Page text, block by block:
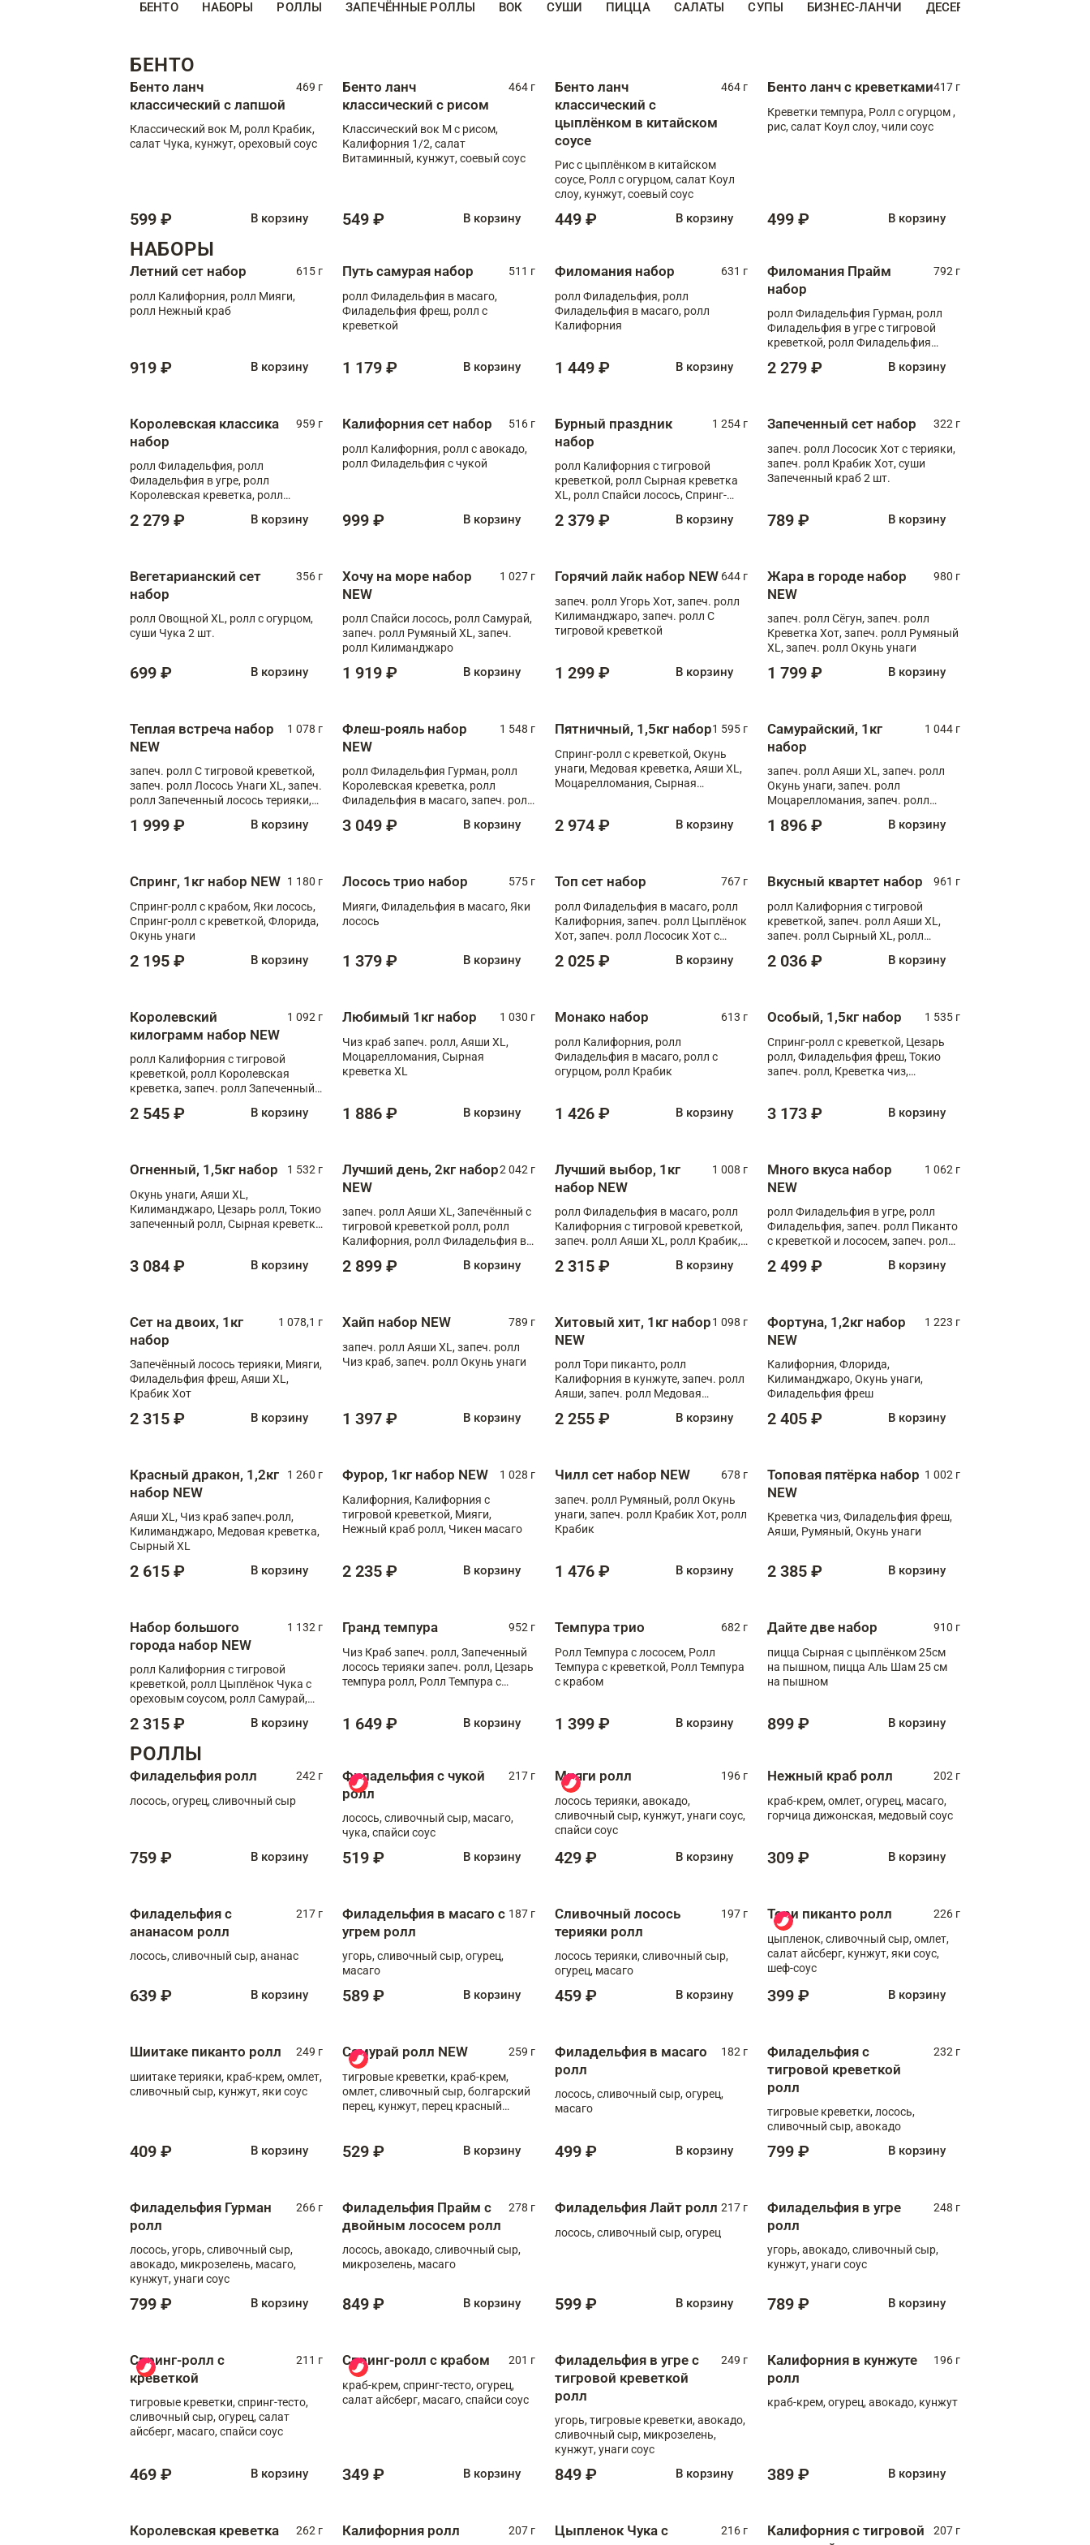
БЕНТО НАБОРЫ РОЛЛЫ ЗАПЕЧЁННЫЕ РОЛЛЫ ВОК СУШИ ПИЦЦА САЛАТЫ СУПЫ БИЗНЕС-ЛАНЧИ ДЕСЕРТЫ
БЕНТО
Бенто ланч
классический с лапшой
469 г
Классический вок М, ролл Крабик,
салат Чука, кунжут, ореховый соус
599 ₽ В корзину
Бенто ланч
классический с рисом
464 г
Классический вок М с рисом,
Калифорния 1/2, салат
Витаминный, кунжут, соевый соус
549 ₽ В корзину
Бенто ланч
классический с
цыплёнком в китайском
соусе
464 г
Рис с цыплёнком в китайском
соусе, Ролл с огурцом, салат Коул
слоу, кунжут, соевый соус
449 ₽ В корзину
Бенто ланч с креветками417 г
Креветки темпура, Ролл с огурцом ,
рис, салат Коул слоу, чили соус
499 ₽ В корзину
НАБОРЫ
Летний сет набор
615 г
ролл Калифорния, ролл Мияги,
ролл Нежный краб
919 ₽ В корзину
Путь самурая набор
511 г
ролл Филадельфия в масаго,
Филадельфия фреш, ролл с
креветкой
1 179 ₽ В корзину
Филомания набор
631 г
ролл Филадельфия, ролл
Филадельфия в масаго, ролл
Калифорния
1 449 ₽ В корзину
Филомания Прайм
набор
792 г
ролл Филадельфия Гурман, ролл
Филадельфия в угре с тигровой
креветкой, ролл Филадельфия
2 279 ₽ В корзину
Королевская классика
набор
959 г
ролл Филадельфия, ролл
Филадельфия в угре, ролл
Королевская креветка, ролл
2 279 ₽ В корзину
Калифорния сет набор
516 г
ролл Калифорния, ролл с авокадо,
ролл Филадельфия с чукой
999 ₽ В корзину
Бурный праздник
набор
1 254 г
ролл Калифорния с тигровой
креветкой, ролл Сырная креветка
XL, ролл Спайси лосось, Спринг-
Медовая креветка
2 379 ₽ В корзину
Запеченный сет набор
322 г
запеч. ролл Лососик Хот с терияки,
запеч. ролл Крабик Хот, суши
Запеченный краб 2 шт.
789 ₽ В корзину
Вегетарианский сет
набор
356 г
ролл Овощной XL, ролл с огурцом,
суши Чука 2 шт.
699 ₽ В корзину
Хочу на море набор
NEW
1 027 г
ролл Спайси лосось, ролл Самурай,
запеч. ролл Румяный XL, запеч.
ролл Килиманджаро
1 919 ₽ В корзину
Горячий лайк набор NEW 644 г
запеч. ролл Угорь Хот, запеч. ролл
Килиманджаро, запеч. ролл С
тигровой креветкой
1 299 ₽ В корзину
Жара в городе набор
NEW
980 г
запеч. ролл Сёгун, запеч. ролл
Креветка Хот, запеч. ролл Румяный
XL, запеч. ролл Окунь унаги
1 799 ₽ В корзину
Теплая встреча набор
NEW
1 078 г
запеч. ролл С тигровой креветкой,
запеч. ролл Лосось Унаги XL, запеч.
ролл Запеченный лосось терияки,
1 999 ₽ В корзину
Флеш-рояль набор
NEW
1 548 г
ролл Филадельфия Гурман, ролл
Королевская креветка, ролл
Филадельфия в масаго, запеч. ролл
Тигровая креветка с моцареллой,
3 049 ₽ В корзину
Пятничный, 1,5кг набор1 595 г
Спринг-ролл с креветкой, Окунь
унаги, Медовая креветка, Аяши XL,
Моцарелломания, Сырная
2 974 ₽ В корзину
Самурайский, 1кг
набор
1 044 г
запеч. ролл Аяши XL, запеч. ролл
Окунь унаги, запеч. ролл
Моцарелломания, запеч. ролл
1 896 ₽ В корзину
Спринг, 1кг набор NEW 1 180 г
Спринг-ролл с крабом, Яки лосось,
Спринг-ролл с креветкой, Флорида,
Окунь унаги
2 195 ₽ В корзину
Лосось трио набор
575 г
Мияги, Филадельфия в масаго, Яки
лосось
1 379 ₽ В корзину
Топ сет набор
767 г
ролл Филадельфия в масаго, ролл
Калифорния, запеч. ролл Цыплёнок
Хот, запеч. ролл Лососик Хот с
2 025 ₽ В корзину
Вкусный квартет набор
961 г
ролл Калифорния с тигровой
креветкой, запеч. ролл Аяши XL,
запеч. ролл Сырный XL, ролл
2 036 ₽ В корзину
Королевский
килограмм набор NEW
1 092 г
ролл Калифорния с тигровой
креветкой, ролл Королевская
креветка, запеч. ролл Запеченный
XL, запеч. ролл Крабик Хот
2 545 ₽ В корзину
Любимый 1кг набор
1 030 г
Чиз краб запеч. ролл, Аяши XL,
Моцарелломания, Сырная
креветка XL
1 886 ₽ В корзину
Монако набор
613 г
ролл Калифорния, ролл
Филадельфия в масаго, ролл с
огурцом, ролл Крабик
1 426 ₽ В корзину
Особый, 1,5кг набор
1 535 г
Спринг-ролл с креветкой, Цезарь
ролл, Филадельфия фреш, Токио
запеч. ролл, Креветка чиз,
3 173 ₽ В корзину
Огненный, 1,5кг набор
1 532 г
Окунь унаги, Аяши XL,
Килиманджаро, Цезарь ролл, Токио
запеченный ролл, Сырная креветка
3 084 ₽ В корзину
Лучший день, 2кг набор
NEW
2 042 г
запеч. ролл Аяши XL, Запечённый с
тигровой креветкой ролл, ролл
Калифорния, ролл Филадельфия в
запеч. ролл Моцарелломания, ролл
2 899 ₽ В корзину
Лучший выбор, 1кг
набор NEW
1 008 г
ролл Филадельфия в масаго, ролл
Калифорния с тигровой креветкой,
запеч. ролл Аяши XL, ролл Крабик,
2 315 ₽ В корзину
Много вкуса набор
NEW
1 062 г
ролл Филадельфия в угре, ролл
Филадельфия, запеч. ролл Пиканто
с креветкой и лососем, запеч. ролл
2 499 ₽ В корзину
Сет на двоих, 1кг
набор
1 078,1 г
Запечённый лосось терияки, Мияги,
Филадельфия фреш, Аяши XL,
Крабик Хот
2 315 ₽ В корзину
Хайп набор NEW
789 г
запеч. ролл Аяши XL, запеч. ролл
Чиз краб, запеч. ролл Окунь унаги
1 397 ₽ В корзину
Хитовый хит, 1кг набор
NEW
1 098 г
ролл Тори пиканто, ролл
Калифорния в кунжуте, запеч. ролл
Аяши, запеч. ролл Медовая
чукой
2 255 ₽ В корзину
Фортуна, 1,2кг набор
NEW
1 223 г
Калифорния, Флорида,
Килиманджаро, Окунь унаги,
Филадельфия фреш
2 405 ₽ В корзину
Красный дракон, 1,2кг
набор NEW
1 260 г
Аяши XL, Чиз краб запеч.ролл,
Килиманджаро, Медовая креветка,
Сырный XL
2 615 ₽ В корзину
Фурор, 1кг набор NEW
1 028 г
Калифорния, Калифорния с
тигровой креветкой, Мияги,
Нежный краб ролл, Чикен масаго
2 235 ₽ В корзину
Чилл сет набор NEW
678 г
запеч. ролл Румяный, ролл Окунь
унаги, запеч. ролл Крабик Хот, ролл
Крабик
1 476 ₽ В корзину
Топовая пятёрка набор
NEW
1 002 г
Креветка чиз, Филадельфия фреш,
Аяши, Румяный, Окунь унаги
2 385 ₽ В корзину
Набор большого
города набор NEW
1 132 г
ролл Калифорния с тигровой
креветкой, ролл Цыплёнок Чука с
ореховым соусом, ролл Самурай,
ролл с крабом
2 315 ₽ В корзину
Гранд темпура
952 г
Чиз Краб запеч. ролл, Запеченный
лосось терияки запеч. ролл, Цезарь
темпура ролл, Ролл Темпура с
1 649 ₽ В корзину
Темпура трио
682 г
Ролл Темпура с лососем, Ролл
Темпура с креветкой, Ролл Темпура
с крабом
1 399 ₽ В корзину
Дайте две набор
910 г
пицца Сырная с цыплёнком 25см
на пышном, пицца Аль Шам 25 см
на пышном
899 ₽ В корзину
РОЛЛЫ
Филадельфия ролл
242 г
лосось, огурец, сливочный сыр
759 ₽ В корзину
Филадельфия с чукой
ролл
217 г
лосось, сливочный сыр, масаго,
чука, спайси соус
519 ₽ В корзину
Мияги ролл
196 г
лосось терияки, авокадо,
сливочный сыр, кунжут, унаги соус,
спайси соус
429 ₽ В корзину
Нежный краб ролл
202 г
краб-крем, омлет, огурец, масаго,
горчица дижонская, медовый соус
309 ₽ В корзину
Филадельфия с
ананасом ролл
217 г
лосось, сливочный сыр, ананас
639 ₽ В корзину
Филадельфия в масаго с
угрем ролл
187 г
угорь, сливочный сыр, огурец,
масаго
589 ₽ В корзину
Сливочный лосось
терияки ролл
197 г
лосось терияки, сливочный сыр,
огурец, масаго
459 ₽ В корзину
Тори пиканто ролл
226 г
цыпленок, сливочный сыр, омлет,
салат айсберг, кунжут, яки соус,
шеф-соус
399 ₽ В корзину
Шиитаке пиканто ролл
249 г
шиитаке терияки, краб-крем, омлет,
сливочный сыр, кунжут, яки соус
409 ₽ В корзину
Самурай ролл NEW
259 г
тигровые креветки, краб-крем,
омлет, сливочный сыр, болгарский
перец, кунжут, перец красный
529 ₽ В корзину
Филадельфия в масаго
ролл
182 г
лосось, сливочный сыр, огурец,
масаго
499 ₽ В корзину
Филадельфия с
тигровой креветкой
ролл
232 г
тигровые креветки, лосось,
сливочный сыр, авокадо
799 ₽ В корзину
Филадельфия Гурман
ролл
266 г
лосось, угорь, сливочный сыр,
авокадо, микрозелень, масаго,
кунжут, унаги соус
799 ₽ В корзину
Филадельфия Прайм с
двойным лососем ролл
278 г
лосось, авокадо, сливочный сыр,
микрозелень, масаго
849 ₽ В корзину
Филадельфия Лайт ролл 217 г
лосось, сливочный сыр, огурец
599 ₽ В корзину
Филадельфия в угре
ролл
248 г
угорь, авокадо, сливочный сыр,
кунжут, унаги соус
789 ₽ В корзину
Спринг-ролл с
креветкой
211 г
тигровые креветки, спринг-тесто,
сливочный сыр, огурец, салат
айсберг, масаго, спайси соус
469 ₽ В корзину
Спринг-ролл с крабом
201 г
краб-крем, спринг-тесто, огурец,
салат айсберг, масаго, спайси соус
349 ₽ В корзину
Филадельфия в угре с
тигровой креветкой
ролл
249 г
угорь, тигровые креветки, авокадо,
сливочный сыр, микрозелень,
кунжут, унаги соус
849 ₽ В корзину
Калифорния в кунжуте
ролл
196 г
краб-крем, огурец, авокадо, кунжут
389 ₽ В корзину
Королевская креветка
262 г Калифорния ролл 207 г
Цыпленок Чука с
216 г
Калифорния с тигровой
207 г